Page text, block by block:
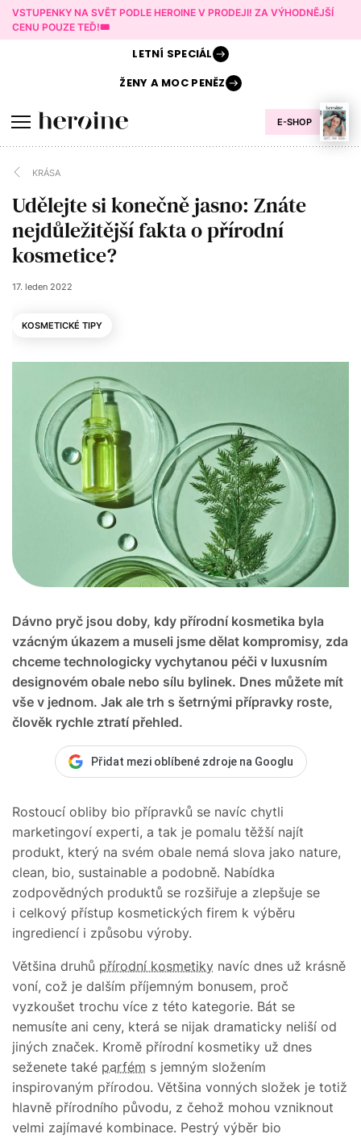
VSTUPENKY NA SVĚT PODLE HEROINE V PRODEJI! ZA VÝHODNĚJŠÍ
CENU POUZE TEĎ!🎟️
E-SHOP
LETNÍ SPECIÁL
ŽENY AMOC PENĚZ
KRÁSA
Udělejte si konečně jasno: Znáte
nejdůležitější fakta o přírodní
kosmetice?
17. leden 2022
KOSMETICKÉ TIPY
Dávno pryč jsou doby, kdy přírodní kosmetika byla
vzácným úkazem a museli jsme dělat kompromisy, zda
chceme technologicky vychytanou péči v luxusním
designovém obale nebo sílu bylinek. Dnes můžete mít
vše v jednom. Jak ale trh s šetrnými přípravky roste,
člověk rychle ztratí přehled.
Přidat mezi oblíbené zdroje na Googlu
Rostoucí obliby bio přípravků se navíc chytli
marketingoví experti, a tak je pomalu těžší najít
produkt, který na svém obale nemá slova jako nature,
clean, bio, sustainable a podobně. Nabídka
zodpovědných produktů se rozšiřuje a zlepšuje se
i celkový přístup kosmetických firem k výběru
ingrediencí i způsobu výroby.
Většina druhů přírodní kosmetiky navíc dnes už krásně
voní, což je dalším příjemným bonusem, proč
vyzkoušet trochu více z této kategorie. Bát se
nemusíte ani ceny, která se nijak dramaticky neliší od
jiných značek. Kromě přírodní kosmetiky už dnes
seženete také parfém s jemným složením
inspirovaným přírodou. Většina vonných složek je totiž
hlavně přírodního původu, z čehož mohou vzniknout
velmi zajímavé kombinace. Pestrý výběr bio